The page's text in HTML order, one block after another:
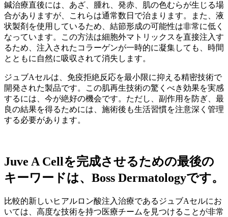
鍼治療直後には、あざ、腫れ、発赤、肌の色むらが生じる場
合がありますが、これらは通常数日で治まります。また、液
状製剤を使用しているため、結節形成の可能性は非常に低く
なっています。この方法は細胞外マトリックスを直接注入す
るため、注入されたコラーゲンが一時的に凝集しても、時間
とともに自然に吸収されて消失します。
ジュブAセルは、免疫拒絶反応を最小限に抑える精密技術で
開発された製品です。この肌再生技術の驚くべき効果を実感
するには、今が絶好の機会です。ただし、副作用を防ぎ、最
良の結果を得るためには、施術後も生活習慣を注意深く管理
する必要があります。
Juve A Cellを完成させるための最後の
キーワードは、Boss Dermatologyです。
比較的新しいヒアルロン酸注入治療であるジュブAセルにお
いては、高度な技術を持つ医療チームを見つけることが非常